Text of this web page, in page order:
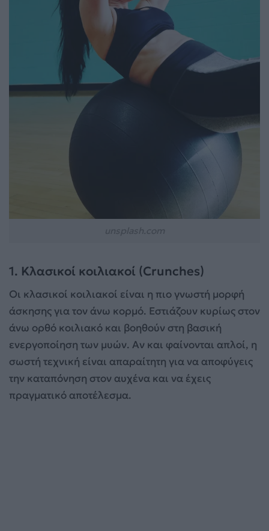
1. Κλασικοί κοιλιακοί (Crunches)
Οι κλασικοί κοιλιακοί είναι η πιο γνωστή μορφή
άσκησης για τον άνω κορμό. Εστιάζουν κυρίως στον
άνω ορθό κοιλιακό και βοηθούν στη βασική
ενεργοποίηση των μυών. Αν και φαίνονται απλοί, η
σωστή τεχνική είναι απαραίτητη για να αποφύγεις
την καταπόνηση στον αυχένα και να έχεις
πραγματικό αποτέλεσμα.